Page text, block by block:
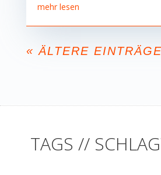
mehr lesen
« ÄLTERE EINTRÄGE
TAGS //